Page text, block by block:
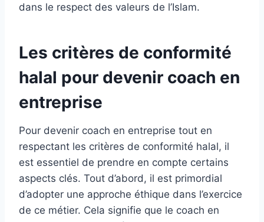
dans le respect des valeurs de l’Islam.
Les critères de conformité
halal pour devenir coach en
entreprise
Pour devenir coach en entreprise tout en
respectant les critères de conformité halal, il
est essentiel de prendre en compte certains
aspects clés. Tout d’abord, il est primordial
d’adopter une approche éthique dans l’exercice
de ce métier. Cela signifie que le coach en